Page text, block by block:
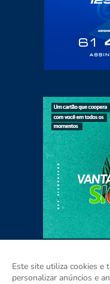
Este site utiliza cookies e
personalizar anúncios e